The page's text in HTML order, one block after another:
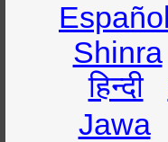
Español
Shinra
हिन्दी
Jawa